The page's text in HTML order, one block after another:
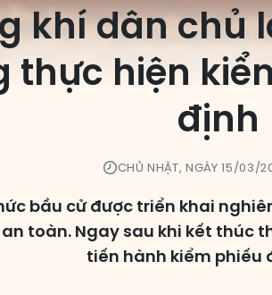
khí dân chủ
thực hiện
định
CHỦ NHẬT, NGÀY 15/03/
bầu cử được triển khai
toàn. Ngay sau khi kết thúc
tiến hành kiểm phiếu